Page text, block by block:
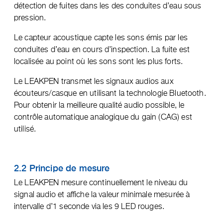
détection de fuites dans les des conduites d’eau sous
pression.
Le capteur acoustique capte les sons émis par les
conduites d’eau en cours d’inspection. La fuite est
localisée au point où les sons sont les plus forts.
Le LEAKPEN transmet les signaux audios aux
écouteurs/casque en utilisant la technologie Bluetooth.
Pour obtenir la meilleure qualité audio possible, le
contrôle automatique analogique du gain (CAG) est
utilisé.
2.2 Principe de mesure
Le LEAKPEN mesure continuellement le niveau du
signal audio et affiche la valeur minimale mesurée à
intervalle d’1 seconde via les 9 LED rouges.